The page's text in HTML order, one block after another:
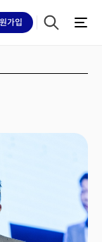
가입